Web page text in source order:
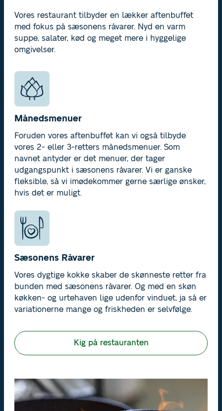
Vores restaurant tilbyder en lækker aftenbuffet
med fokus på sæsonens råvarer. Nyd en varm
suppe, salater, kød og meget mere i hyggelige
omgivelser.
Månedsmenuer
Foruden vores aftenbuffet kan vi også tilbyde
vores 2- eller 3-retters månedsmenuer. Som
navnet antyder er det menuer, der tager
udgangspunkt i sæsonens råvarer. Vi er ganske
fleksible, så vi imødekommer gerne særlige ønsker,
hvis det er muligt.
Sæsonens Råvarer
Vores dygtige kokke skaber de skønneste retter fra
bunden med sæsonens råvarer. Og med en skøn
køkken- og urtehaven lige udenfor vinduet, ja så er
variationerne mange og friskheden er selvfølge.
Kig på restauranten